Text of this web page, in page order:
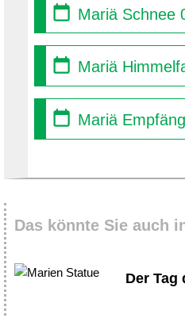
Mariä Schnee
Mariä
Mariä
Das könnte Sie auch
Der Tag